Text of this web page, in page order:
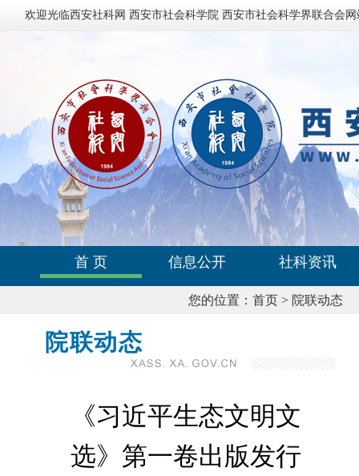
欢迎光临西安社科网 西安市社会科学院 西安市社会科学界联合会
首 页 信息公开 社科资讯
您的位置： 首页 > 院联动态
院联动态
《习近平生态文明文
选》第一卷出版发行